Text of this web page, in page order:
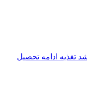
تغذیه ادامه تحصیل